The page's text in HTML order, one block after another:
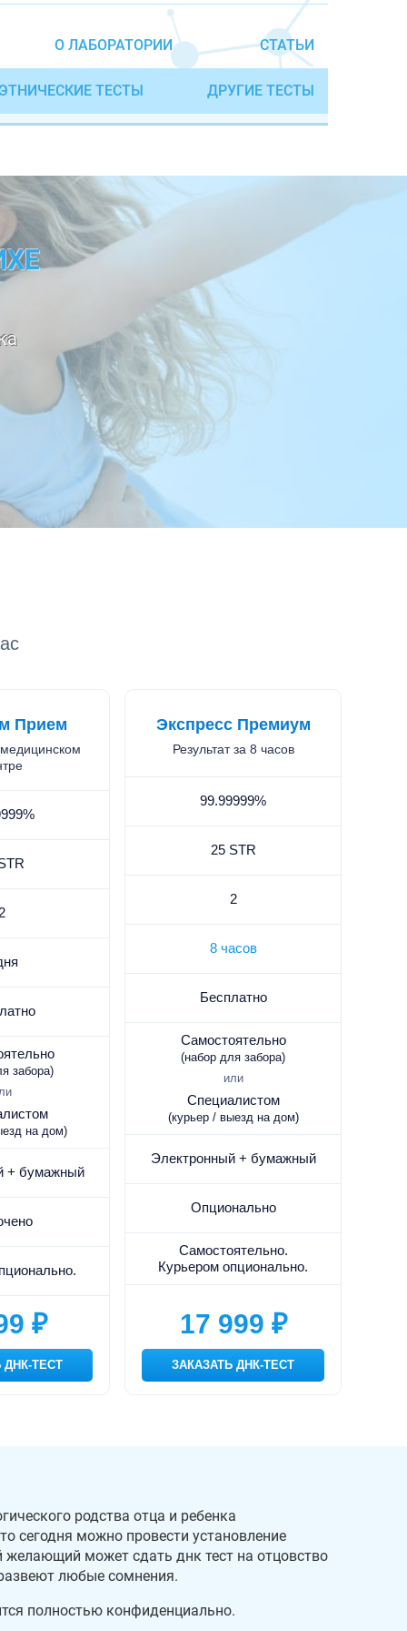
О ЛАБОРАТОРИИ СТАТЬИ
ТЕСТЫ ДРУГИЕ ТЕСТЫ
Прием
забора)
на дом)
+ бумажный
₽
ДНК-ТЕСТ
Экспресс Премиум
Результат за 8 часов
99.99999%
25 STR
2
8 часов
Бесплатно
Самостоятельно
(набор для забора)
или
Специалистом
(курьер / выезд на дом)
Электронный + бумажный
Опционально
Самостоятельно.
Курьером опционально.
17 999 ₽
ЗАКАЗАТЬ ДНК-ТЕСТ
родства отца и ребенка
сегодня можно провести установление
желающий может сдать днк тест на отцовство
любые сомнения.
полностью конфиденциально.